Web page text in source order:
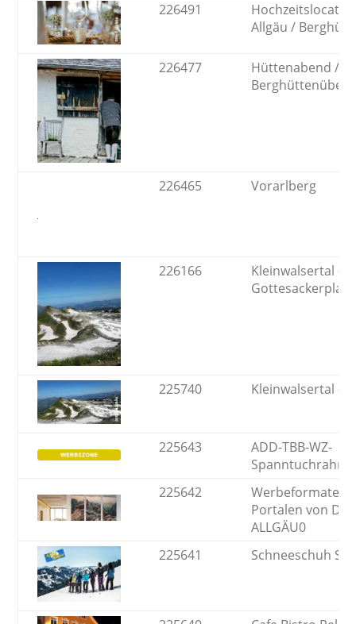
226491
Allgäu /
226477
Hüttenabend /
226465 Vorarlberg
226166
Kleinwalsertal -
225740 Kleinwalsertal -
225643
ADD-TBB-WZ-
225642
Werbeformate
Portalen von
ALLGÄU0
225641
Schneeschuh